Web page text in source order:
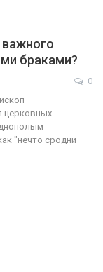
важного
браками?
0
церковных
"нечто сродни